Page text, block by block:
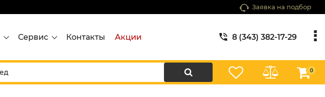
Заявка на подбор
Сервис Контакты Акции 8 (343) 382-17-29
0